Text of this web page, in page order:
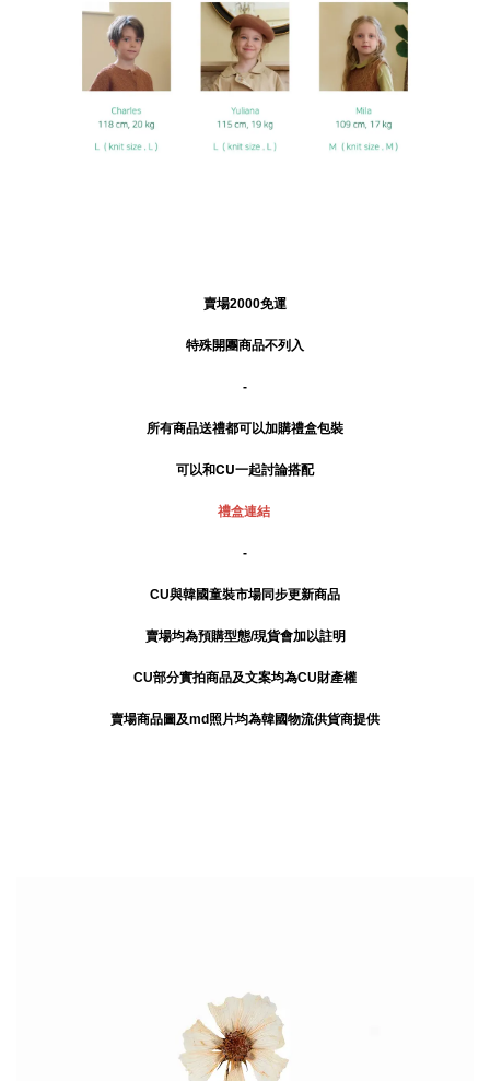
賣場2000免運
特殊開團商品不列入
-
所有商品送禮都可以加購禮盒包裝
可以和CU一起討論搭配
禮盒連結
-
CU與韓國童裝市場同步更新商品
賣場均為預購型態/現貨會加以註明
CU部分實拍商品及文案均為CU財產權
賣場商品圖及md照片均為韓國物流供貨商提供